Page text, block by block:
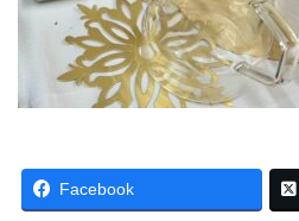
Facebook